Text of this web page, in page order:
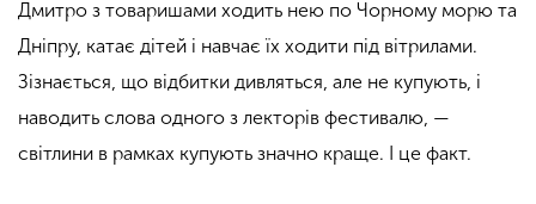
Дмитро з товаришами ходить нею по Чорному морю та
Дніпру, катає дітей і навчає їх ходити під вітрилами.
Зізнається, що відбитки дивляться, але не купують, і
наводить слова одного з лекторів фестивалю, —
світлини в рамках купують значно краще. І це факт.